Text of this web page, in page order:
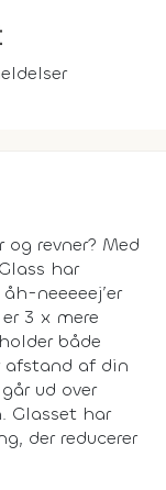
revner? Med
har
neeeeej’er
3 x mere
både
afstand af din
ud over
Glasset har
der reducerer